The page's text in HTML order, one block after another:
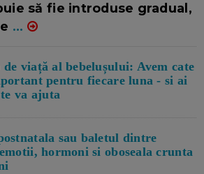
să fie introduse gradual,
...
viață al bebelușului: Avem cate
pentru fiecare luna - si ai
va ajuta
sau baletul dintre
hormoni si oboseala crunta